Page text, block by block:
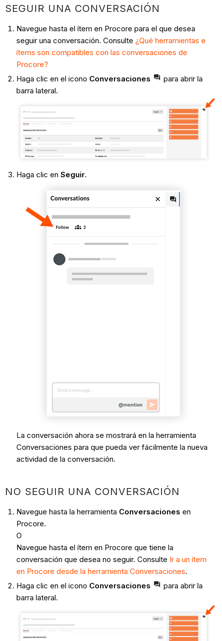
SEGUIR UNA CONVERSACIÓN
Navegue hasta el ítem en Procore para el que desea
seguir una conversación. Consulte ¿Qué herramientas e
ítems son compatibles con las conversaciones de
Procore?
Haga clic en el icono Conversaciones
para abrir la
barra lateral.
Haga clic en Seguir.
La conversación ahora se mostrará en la herramienta
Conversaciones para que pueda ver fácilmente la nueva
actividad de la conversación.
NO SEGUIR UNA CONVERSACIÓN
Navegue hasta la herramienta Conversaciones en
Procore.
O
Navegue hasta el ítem en Procore que tiene la
conversación que desea no seguir. Consulte Ir a un ítem
en Procore desde la herramienta Conversaciones.
Haga clic en el icono Conversaciones
para abrir la
barra lateral.